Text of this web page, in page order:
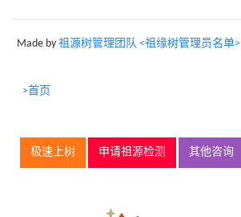
Made by 祖源树管理团队 <祖缘树管理员名单>
>首页
极速上树 申请祖源检测 其他咨询